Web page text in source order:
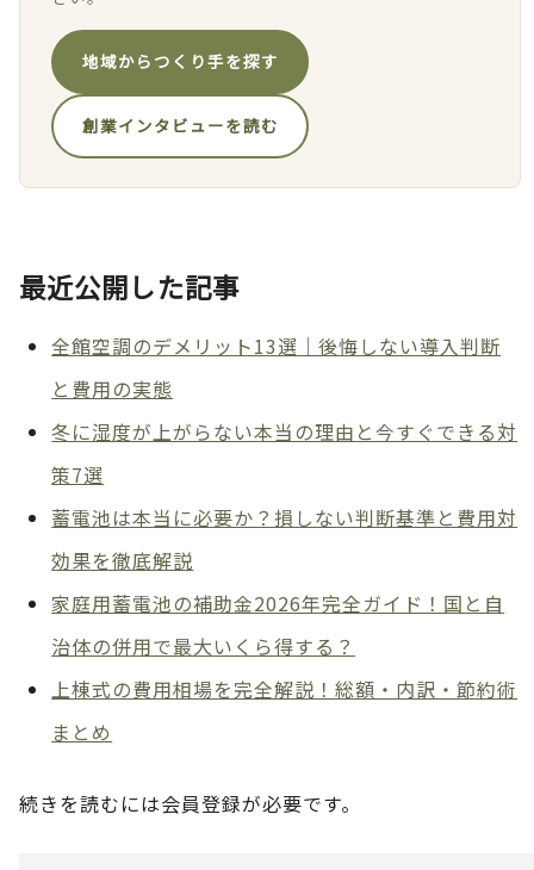
地域からつくり手を探す
創業インタビューを読む
最近公開した記事
全館空調のデメリット13選｜後悔しない導入判断
と費用の実態
冬に湿度が上がらない本当の理由と今すぐできる対
策7選
蓄電池は本当に必要か？損しない判断基準と費用対
効果を徹底解説
家庭用蓄電池の補助金2026年完全ガイド！国と自
治体の併用で最大いくら得する？
上棟式の費用相場を完全解説！総額・内訳・節約術
まとめ
続きを読むには会員登録が必要です。